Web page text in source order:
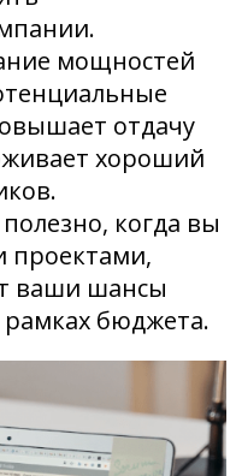
мощностей
отдачу
хороший
когда вы
проектами,
ваши шансы
бюджета.